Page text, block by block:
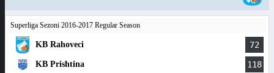
Superliga Sezoni 2016-2017 Regular Season
KB Rahoveci 72
KB Prishtina 118